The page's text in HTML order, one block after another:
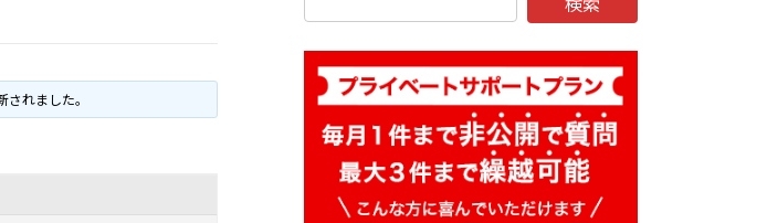
されました。